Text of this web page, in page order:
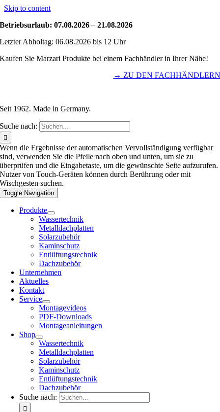
Skip to content
Betriebsurlaub: 07.08.2026 – 21.08.2026
Letzter Abholtag: 06.08.2026 bis 12 Uhr
Kaufen Sie Marzari Produkte bei einem Fachhändler in Ihrer Nähe!
→ ZU DEN FACHHÄNDLERN
Seit 1962. Made in Germany.
Suche nach:
Wenn die Ergebnisse der automatischen Vervollständigung verfügbar
sind, verwenden Sie die Pfeile nach oben und unten, um sie zu
überprüfen und die Eingabetaste, um die gewünschte Seite aufzurufen.
Nutzer von Touch-Geräten können durch Berührung oder mit
Wischgesten suchen.
Toggle Navigation
Produkte
Wassertechnik
Metalldachplatten
Solarzubehör
Kaminschutz
Entlüftungstechnik
Dachzubehör
Unternehmen
Aktuelles
Kontakt
Service
Montagevideos
PDF-Downloads
Montageanleitungen
Shop
Wassertechnik
Metalldachplatten
Solarzubehör
Kaminschutz
Entlüftungstechnik
Dachzubehör
Suche nach: